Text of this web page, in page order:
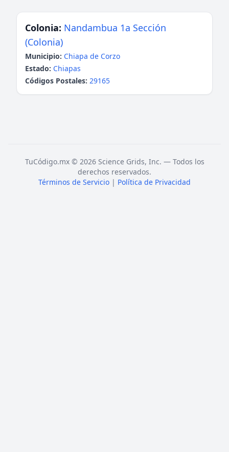
Colonia: Nandambua 1a Sección
(Colonia)
Municipio: Chiapa de Corzo
Estado: Chiapas
Códigos Postales: 29165
TuCódigo.mx © 2026 Science Grids, Inc. — Todos los
derechos reservados.
Términos de Servicio | Política de Privacidad